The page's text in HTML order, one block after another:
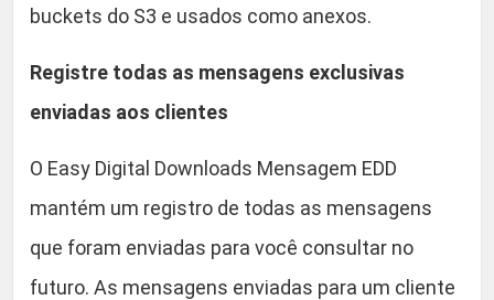
buckets do S3 e usados ​​como anexos.
Registre todas as mensagens exclusivas
enviadas aos clientes
O Easy Digital Downloads Mensagem EDD
mantém um registro de todas as mensagens
que foram enviadas para você consultar no
futuro. As mensagens enviadas para um cliente